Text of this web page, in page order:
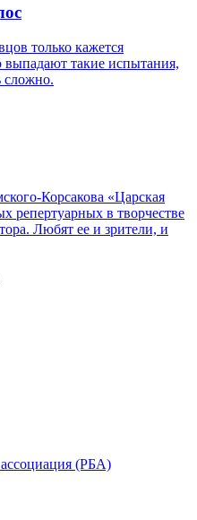
только кажется
такие испытания,
сложно.
Корсакова «Царская
репертуарных в творчестве
Любят ее и зрители, и
ассоциация (РБА)